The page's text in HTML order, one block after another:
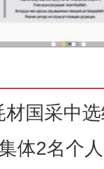
材国采中
体2名个